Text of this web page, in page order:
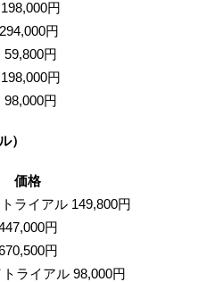
198,000円
294,000円
59,800円
198,000円
98,000円
）
価格
ライアル 149,800円
円
円
ライアル 98,000円